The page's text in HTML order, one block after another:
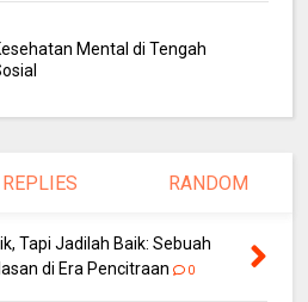
Mental di Tengah
REPLIES RANDOM
Tapi Jadilah Baik: Sebuah
di Era Pencitraan
0